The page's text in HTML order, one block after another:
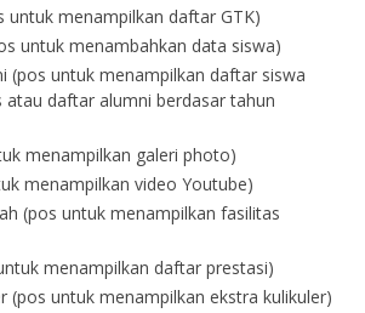
untuk menampilkan daftar GTK)
untuk menambahkan data siswa)
(pos untuk menampilkan daftar siswa
atau daftar alumni berdasar tahun
menampilkan galeri photo)
menampilkan video Youtube)
(pos untuk menampilkan fasilitas
menampilkan daftar prestasi)
(pos untuk menampilkan ekstra kulikuler)